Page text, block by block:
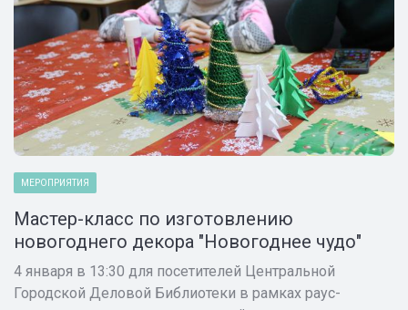
МЕРОПРИЯТИЯ
Мастер-класс по изготовлению
новогоднего декора "Новогоднее чудо"
4 января в 13:30 для посетителей Центральной
Городской Деловой Библиотеки в рамках раус-